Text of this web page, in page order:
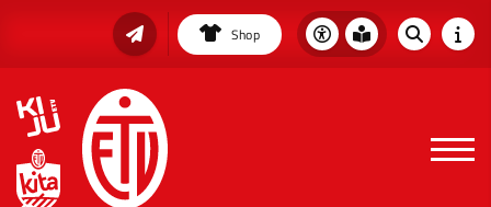
Shop